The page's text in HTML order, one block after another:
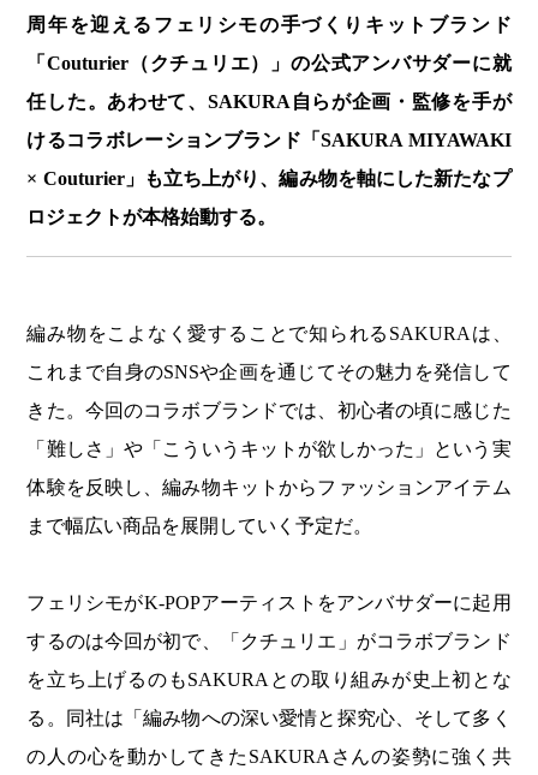
周年を迎えるフェリシモの手づくりキットブランド
「Couturier（クチュリエ）」の公式アンバサダーに就
任した。あわせて、SAKURA自らが企画・監修を手が
けるコラボレーションブランド「SAKURA MIYAWAKI
× Couturier」も立ち上がり、編み物を軸にした新たなプ
ロジェクトが本格始動する。
編み物をこよなく愛することで知られるSAKURAは、
これまで自身のSNSや企画を通じてその魅力を発信して
きた。今回のコラボブランドでは、初心者の頃に感じた
「難しさ」や「こういうキットが欲しかった」という実
体験を反映し、編み物キットからファッションアイテム
まで幅広い商品を展開していく予定だ。
フェリシモがK-POPアーティストをアンバサダーに起用
するのは今回が初で、「クチュリエ」がコラボブランド
を立ち上げるのもSAKURAとの取り組みが史上初とな
る。同社は「編み物への深い愛情と探究心、そして多く
の人の心を動かしてきたSAKURAさんの姿勢に強く共